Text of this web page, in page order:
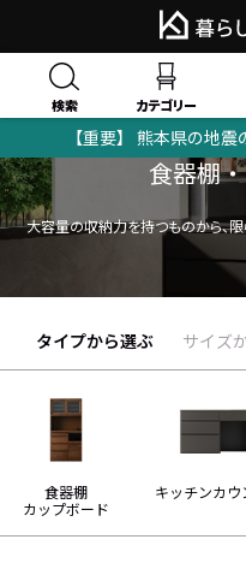
検索 カテゴリー
【重要】 熊本県の地
食器棚
大容量の収納力を持つものから、
タイプから選ぶ サイズ
食器棚
カップボード
キッチンカウ